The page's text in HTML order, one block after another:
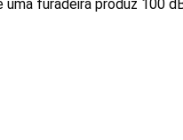
uma furadeira produz 100